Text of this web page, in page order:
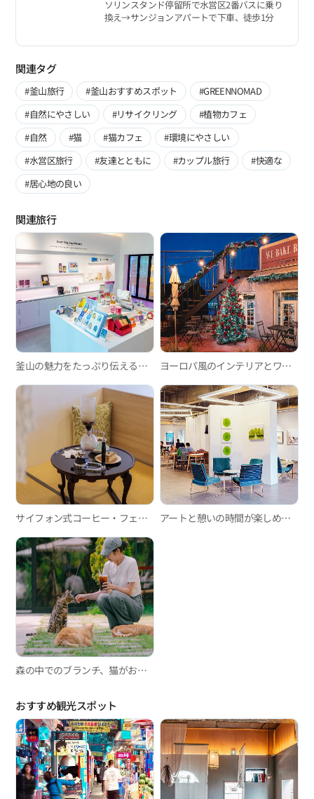
ソリンスタンド停留所で水営区2番バスに乗り
換え→サンジョンアパートで下車、徒歩1分
関連タグ
#釜山旅行 #釜山おすすめスポット
#GREENNOMAD
#自然にやさしい
#リサイクリング
#植物カフェ
#自然
#猫 #猫カフェ
#環境にやさしい
#水営区旅行
#友達とともに #カップル旅行
#快適な
#居心地の良い
関連旅行
釜山の魅力をたっぷり伝える都市ブランドのお店「BIG shop」 ヨーロパ風のインテリアとワンちゃんの調和、「COCHONNET」
サイフォン式コーヒー・フェアトレードコーヒー豆・畳部屋という異色のブランディング、「空間KUKAN」 アートと憩いの時間が楽しめる場所！「LABELLES HEIDI厳弓ギャラリー店」
森の中でのブランチ、猫がお出迎えしてくれるおとぎ話のような空間「WOODY BROOK」
おすすめ観光スポット